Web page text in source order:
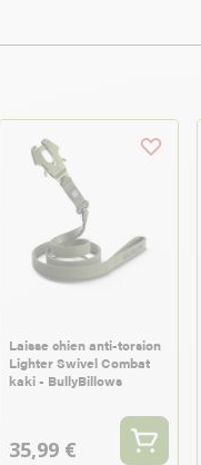
Laisse chien anti-torsion
Lighter Swivel Combat
kaki - BullyBillows
35,99 €